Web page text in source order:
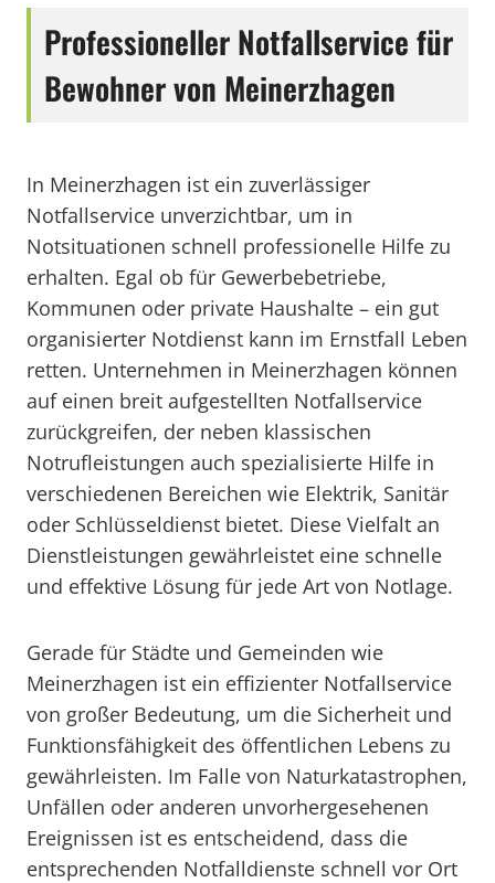
Professioneller Notfallservice für
Bewohner von Meinerzhagen
In Meinerzhagen ist ein zuverlässiger
Notfallservice unverzichtbar, um in
Notsituationen schnell professionelle Hilfe zu
erhalten. Egal ob für Gewerbebetriebe,
Kommunen oder private Haushalte – ein gut
organisierter Notdienst kann im Ernstfall Leben
retten. Unternehmen in Meinerzhagen können
auf einen breit aufgestellten Notfallservice
zurückgreifen, der neben klassischen
Notrufleistungen auch spezialisierte Hilfe in
verschiedenen Bereichen wie Elektrik, Sanitär
oder Schlüsseldienst bietet. Diese Vielfalt an
Dienstleistungen gewährleistet eine schnelle
und effektive Lösung für jede Art von Notlage.
Gerade für Städte und Gemeinden wie
Meinerzhagen ist ein effizienter Notfallservice
von großer Bedeutung, um die Sicherheit und
Funktionsfähigkeit des öffentlichen Lebens zu
gewährleisten. Im Falle von Naturkatastrophen,
Unfällen oder anderen unvorhergesehenen
Ereignissen ist es entscheidend, dass die
entsprechenden Notfalldienste schnell vor Ort